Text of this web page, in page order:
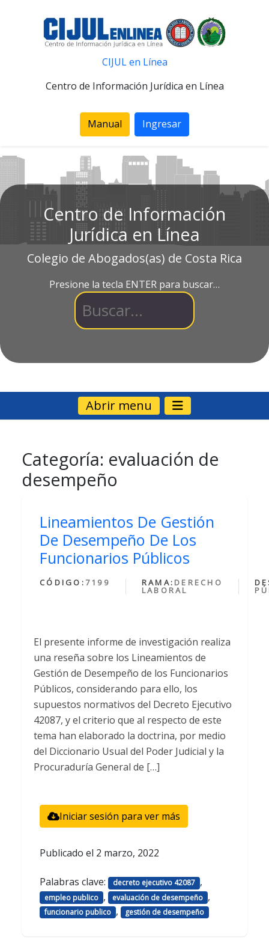
CIJUL en Línea
Centro de Información Jurídica en Línea
Manual Ingresar
Centro de Información
Jurídica en Línea
Colegio de Abogados(as) de Costa Rica
Presione la tecla ENTER para buscar…
Abrir menu
Categoría: evaluación de
desempeño
Lineamientos De Gestión
De Desempeño De Los
Funcionarios Públicos
CÓDIGO: 7199 RAMA: DERECHO
LABORAL
El presente informe de investigación realiza
una reseña sobre los Lineamientos de
Gestión de Desempeño de los Funcionarios
Públicos, considerando para ello, los
supuestos normativos del Decreto Ejecutivo
42087, y el criterio que al respecto de este
tema han elaborado la doctrina, por medio
del Diccionario Usual del Poder Judicial y la
Procuraduría General de […]
Iniciar sesión para ver más
Publicado el 2 marzo, 2022
Palabras clave: decreto ejecutivo 42087 ,
empleo publico , evaluación de desempeño ,
funcionario publico , gestión de desempeño